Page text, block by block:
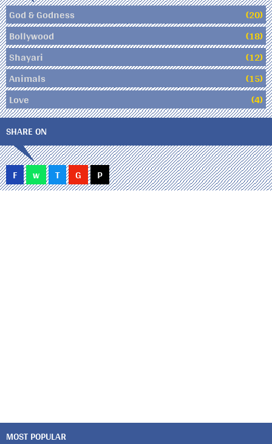
God & Godness
(20)
Bollywood
(18)
Shayari
(12)
Animals
(15)
Love
(4)
SHARE ON
F w T G P
MOST POPULAR